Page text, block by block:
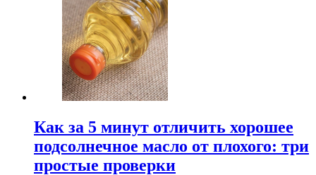
Как за 5 минут отличить хорошее
подсолнечное масло от плохого: три
простые проверки